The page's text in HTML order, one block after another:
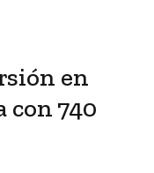
en
con 740